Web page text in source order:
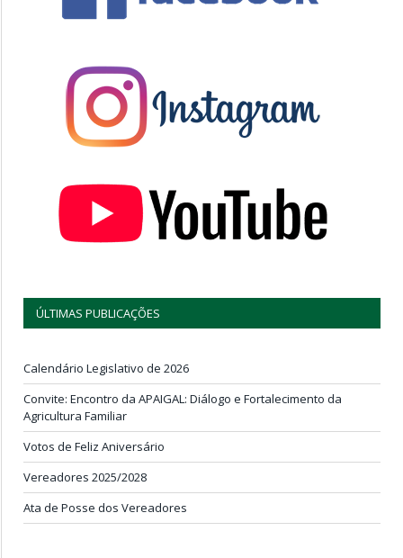
ÚLTIMAS PUBLICAÇÕES
Calendário Legislativo de 2026
Convite: Encontro da APAIGAL: Diálogo e Fortalecimento da
Agricultura Familiar
Votos de Feliz Aniversário
Vereadores 2025/2028
Ata de Posse dos Vereadores